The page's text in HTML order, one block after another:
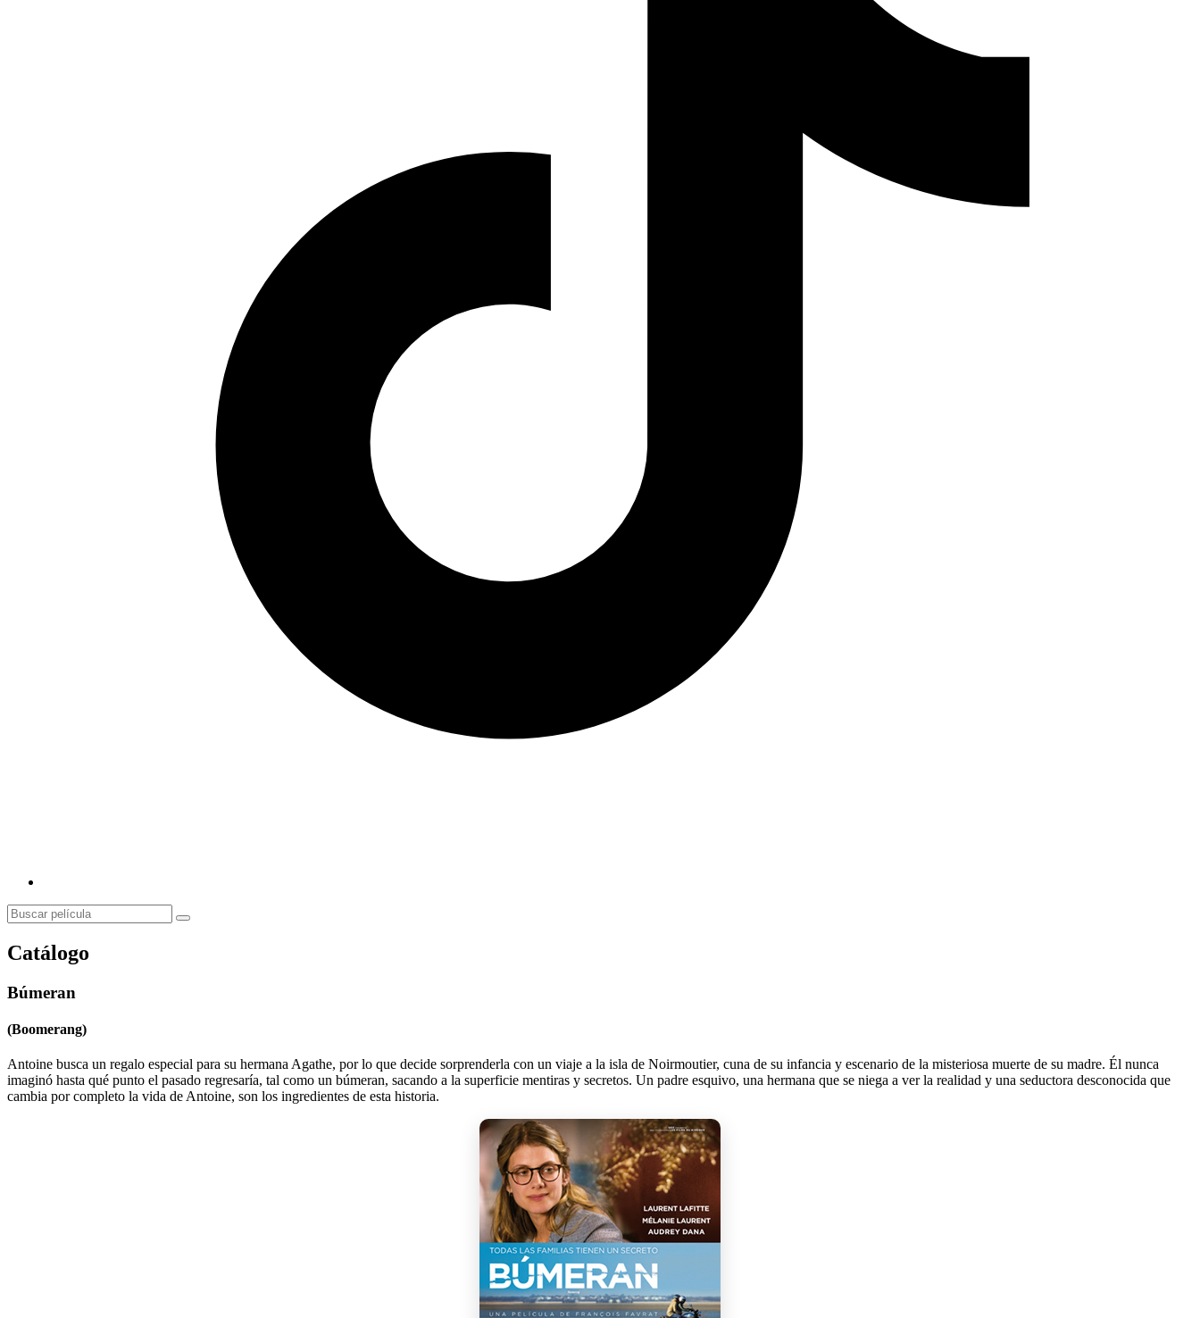
Catálogo
Búmeran
(Boomerang)
Antoine busca un regalo especial para su hermana Agathe, por lo que decide sorprenderla con un viaje a la isla de Noirmoutier, cuna de su infancia y escenario de la misteriosa muerte de su madre. Él nunca
imaginó hasta qué punto el pasado regresaría, tal como un búmeran, sacando a la superficie mentiras y secretos. Un padre esquivo, una hermana que se niega a ver la realidad y una seductora desconocida que
cambia por completo la vida de Antoine, son los ingredientes de esta historia.